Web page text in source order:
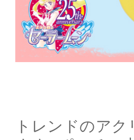
トレンドのア